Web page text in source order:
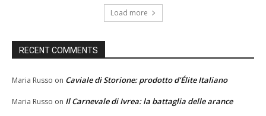
Load more
RECENT COMMENTS
Maria Russo on Caviale di Storione: prodotto d’Élite Italiano
Maria Russo on Il Carnevale di Ivrea: la battaglia delle arance